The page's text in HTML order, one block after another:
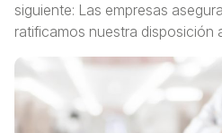
siguiente: Las empresas
ratificamos nuestra disposición